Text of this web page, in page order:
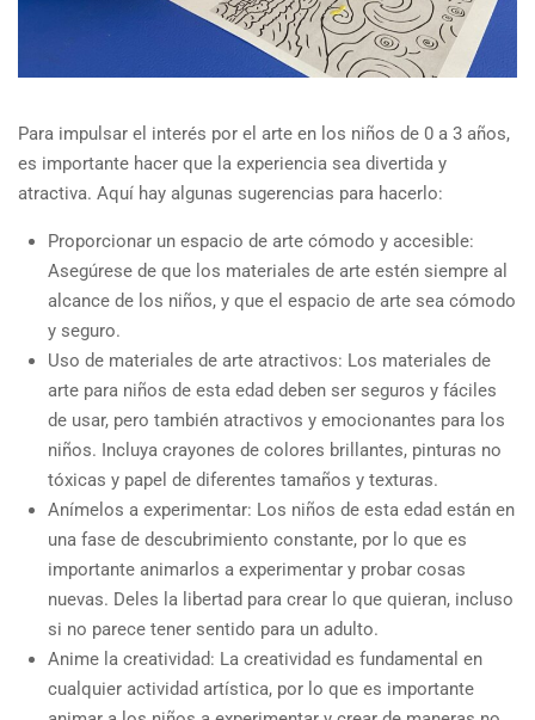
Para impulsar el interés por el arte en los niños de 0 a 3 años,
es importante hacer que la experiencia sea divertida y
atractiva. Aquí hay algunas sugerencias para hacerlo:
Proporcionar un espacio de arte cómodo y accesible:
Asegúrese de que los materiales de arte estén siempre al
alcance de los niños, y que el espacio de arte sea cómodo
y seguro.
Uso de materiales de arte atractivos: Los materiales de
arte para niños de esta edad deben ser seguros y fáciles
de usar, pero también atractivos y emocionantes para los
niños. Incluya crayones de colores brillantes, pinturas no
tóxicas y papel de diferentes tamaños y texturas.
Anímelos a experimentar: Los niños de esta edad están en
una fase de descubrimiento constante, por lo que es
importante animarlos a experimentar y probar cosas
nuevas. Deles la libertad para crear lo que quieran, incluso
si no parece tener sentido para un adulto.
Anime la creatividad: La creatividad es fundamental en
cualquier actividad artística, por lo que es importante